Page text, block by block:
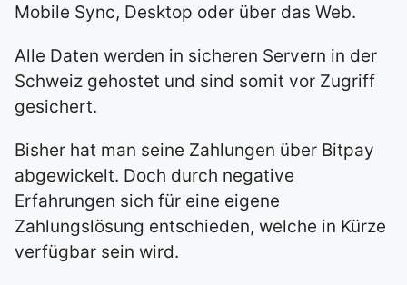
Mobile Sync, Desktop oder über das Web.
Alle Daten werden in sicheren Servern in der
Schweiz gehostet und sind somit vor Zugriff
gesichert.
Bisher hat man seine Zahlungen über Bitpay
abgewickelt. Doch durch negative
Erfahrungen sich für eine eigene
Zahlungslösung entschieden, welche in Kürze
verfügbar sein wird.